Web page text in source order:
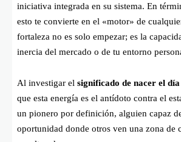
iniciativa integrada en su sistema. En
esto te convierte en el «motor» de
fortaleza no es solo empezar; es la
inercia del mercado o de tu entorno
Al investigar el significado de nacer el día
que esta energía es el antídoto contra el
un pionero por definición, alguien capaz
oportunidad donde otros ven una zona de